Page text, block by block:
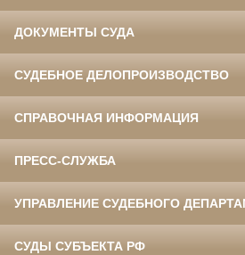
ДОКУМЕНТЫ СУДА
СУДЕБНОЕ ДЕЛОПРОИЗВОДСТВО
СПРАВОЧНАЯ ИНФОРМАЦИЯ
ПРЕСС-СЛУЖБА
УПРАВЛЕНИЕ СУДЕБНОГО
СУДЫ СУБЪЕКТА РФ